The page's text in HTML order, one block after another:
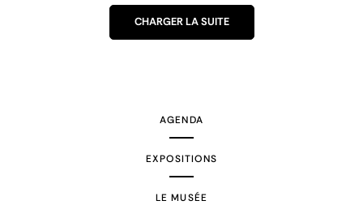
CHARGER LA SUITE
AGENDA
EXPOSITIONS
LE MUSÉE